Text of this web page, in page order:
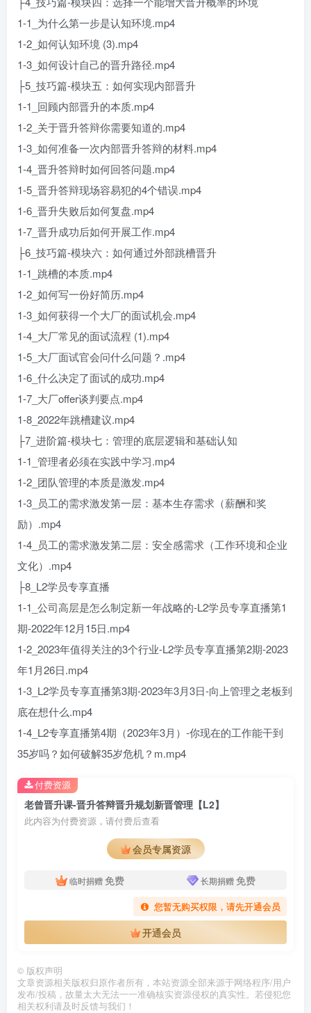
1-1_为什么第一步是认知环境.mp4
1-2_如何认知环境 (3).mp4
1-3_如何设计自己的晋升路径.mp4
├5_技巧篇-模块五：如何实现内部晋升
1-1_回顾内部晋升的本质.mp4
1-2_关于晋升答辩你需要知道的.mp4
1-3_如何准备一次内部晋升答辩的材料.mp4
1-4_晋升答辩时如何回答问题.mp4
1-5_晋升答辩现场容易犯的4个错误.mp4
1-6_晋升失败后如何复盘.mp4
1-7_晋升成功后如何开展工作.mp4
├6_技巧篇-模块六：如何通过外部跳槽晋升
1-1_跳槽的本质.mp4
1-2_如何写一份好简历.mp4
1-3_如何获得一个大厂的面试机会.mp4
1-4_大厂常见的面试流程 (1).mp4
1-5_大厂面试官会问什么问题？.mp4
1-6_什么决定了面试的成功.mp4
1-7_大厂offer谈判要点.mp4
1-8_2022年跳槽建议.mp4
├7_进阶篇-模块七：管理的底层逻辑和基础认知
1-1_管理者必须在实践中学习.mp4
1-2_团队管理的本质是激发.mp4
1-3_员工的需求激发第一层：基本生存需求（薪酬和奖
励）.mp4
1-4_员工的需求激发第二层：安全感需求（工作环境和企业
文化）.mp4
├8_L2学员专享直播
1-1_公司高层是怎么制定新一年战略的-L2学员专享直播第1
期-2022年12月15日.mp4
1-2_2023年值得关注的3个行业-L2学员专享直播第2期-2023
年1月26日.mp4
1-3_L2学员专享直播第3期-2023年3月3日-向上管理之老板到
底在想什么.mp4
1-4_L2专享直播第4期（2023年3月）-你现在的工作能干到
35岁吗？如何破解35岁危机？m.mp4
老曾晋升课-晋升答辩晋升规划新晋管理【L2】
此内容为付费资源，请付费后查看
会员专属资源
临时捐赠免费 长期捐赠免费
您暂无购买权限，请先开通会员
开通会员
付费资源
© 版权声明
文章资源相关版权归原作者所有，本站资源全部来源于网络程序/用户
发布/投稿，故量太大无法一一准确核实资源侵权的真实性。若侵犯您
相关权利请及时反馈与我们！